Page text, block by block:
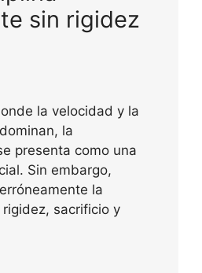
sin rigidez
la velocidad y la
la
presenta como una
Sin embargo,
la
sacrificio y